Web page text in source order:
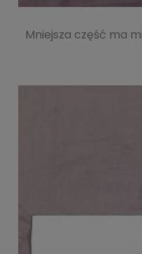
Mniejsza część ma